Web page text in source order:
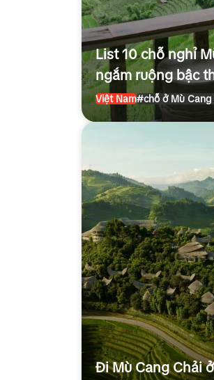
List 10 chỗ nghỉ
ngắm ruộng bậc
mẩn
Việt Nam#chỗ ở Mù Cang
Đi Mù Cang Chải